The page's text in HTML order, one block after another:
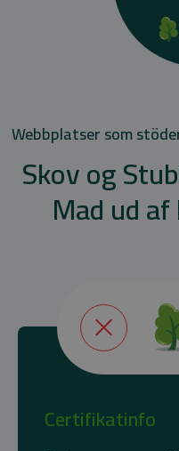
Webbplatser som
Skov og
Mad ud
Certifikatinfo